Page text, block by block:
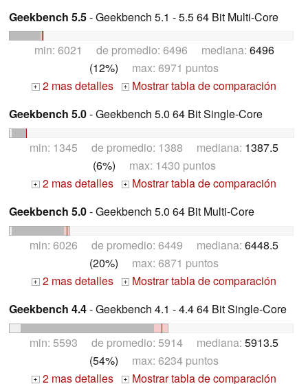
Geekbench 5.5- Geekbench 5.1 - 5.5 64 Bit Multi-Core
min: 6021 de promedio: 6496 mediana: 6496
(12%) max: 6971 puntos
+ 2 mas detalles +
Mostrar tabla de comparación
Geekbench 5.0- Geekbench 5.0 64 Bit Single-Core
min: 1345 de promedio: 1388 mediana: 1387.5
(6%) max: 1430 puntos
+ 2 mas detalles +
Mostrar tabla de comparación
Geekbench 5.0- Geekbench 5.0 64 Bit Multi-Core
min: 6026 de promedio: 6449 mediana: 6448.5
(20%) max: 6871 puntos
+ 2 mas detalles +
Mostrar tabla de comparación
Geekbench 4.4- Geekbench 4.1 - 4.4 64 Bit Single-Core
min: 5593 de promedio: 5914 mediana: 5913.5
(54%) max: 6234 puntos
+ 2 mas detalles +
Mostrar tabla de comparación